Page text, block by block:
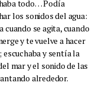
todo… Podía
los sonidos del agua:
cuando se agita, cuando
y te vuelve a hacer
y sentía la
mar y el sonido de las
alrededor.